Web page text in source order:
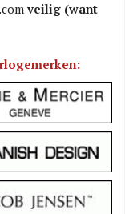
veilig (want